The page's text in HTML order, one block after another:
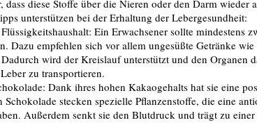
dass diese Stoffe über die Nieren oder den Darm wieder
unterstützen bei der Erhaltung der Lebergesundheit:
Ein Erwachsener sollte mindestens
Dazu empfehlen sich vor allem ungesüßte Getränke wie
wird der Kreislauf unterstützt und den Organen
zu transportieren.
Dank ihres hohen Kakaogehalts hat sie eine
Schokolade stecken spezielle Pflanzenstoffe, die eine
Außerdem senkt sie den Blutdruck und trägt zu